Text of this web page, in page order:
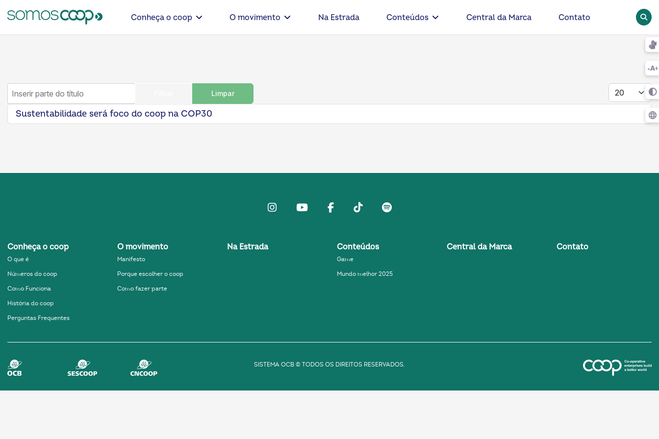
Conheça o coop O movimento Na Estrada Conteúdos Central da Marca Contato
Inserir parte do título
Limpar
Mostrar #
Sustentabilidade será foco do coop na COP30
InstagramYoutubefacebookTiktokSpotify
Conheça o coop
O que é
Números do coop
Como Funciona
História do coop
Perguntas Frequentes
O movimento
Manifesto
Porque escolher o coop
Como fazer parte
Na Estrada Conteúdos
Game
Mundo melhor 2025
Central da Marca Contato
SISTEMA OCB © TODOS OS DIREITOS RESERVADOS.